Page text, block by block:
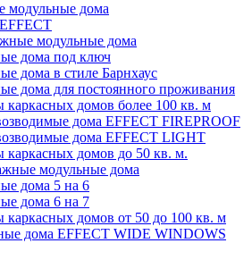
модульные дома
модульные дома
дома под ключ
дома в стиле Барнхаус
дома для постоянного проживания
каркасных домов более 100 кв. м
дома EFFECT FIREPROOF
дома EFFECT LIGHT
каркасных домов до 50 кв. м.
модульные дома
дома 5 на 6
дома 6 на 7
каркасных домов от 50 до 100 кв. м
дома EFFECT WIDE WINDOWS